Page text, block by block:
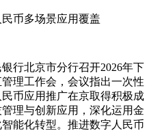
币多场景应用覆盖
行北京市分行召开2026年下
理工作会，会议指出一次性
币应用推广在京取得积极成
理与创新应用，深化运用金
能化转型。推进数字人民币